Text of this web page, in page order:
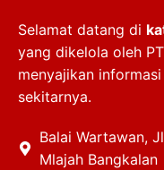
Selamat datang di
yang dikelola oleh
menyajikan
sekitarnya.
Balai Wartawan,
Mlajah Bangkalan